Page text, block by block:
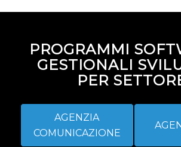
PROGRAMMI
GESTIONALI
PER
AGENZIA
COMUNICAZIONE